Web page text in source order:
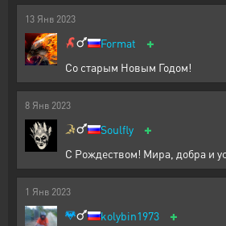
13 Янв 2023
Format +
Со старым Новым Годом!
8 Янв 2023
Soulfly +
С Рождеством! Мира, добра и
1 Янв 2023
kolybin1973 +